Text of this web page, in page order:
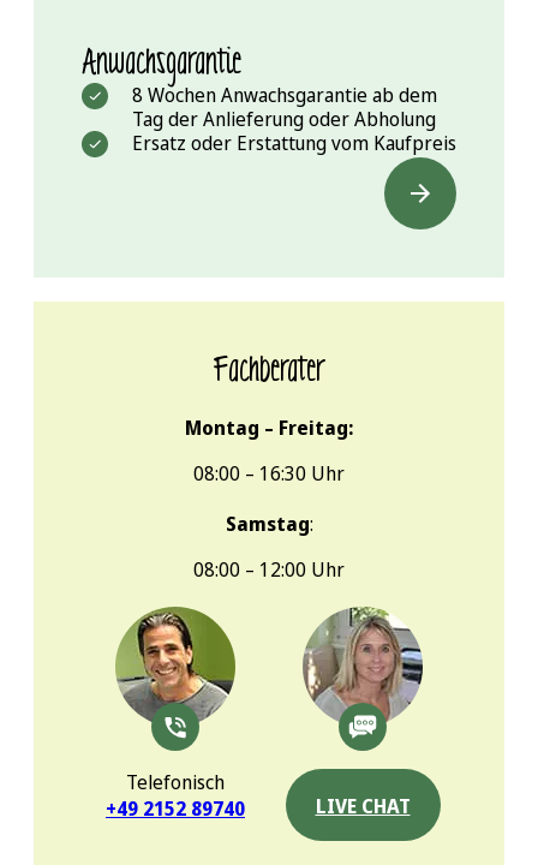
Anwachsgarantie
8 Wochen Anwachsgarantie ab dem
Tag der Anlieferung oder Abholung
Ersatz oder Erstattung vom Kaufpreis
Fachberater
Montag – Freitag:
08:00 – 16:30 Uhr
Samstag:
08:00 – 12:00 Uhr
Telefonisch
+49 2152 89740
LIVE CHAT